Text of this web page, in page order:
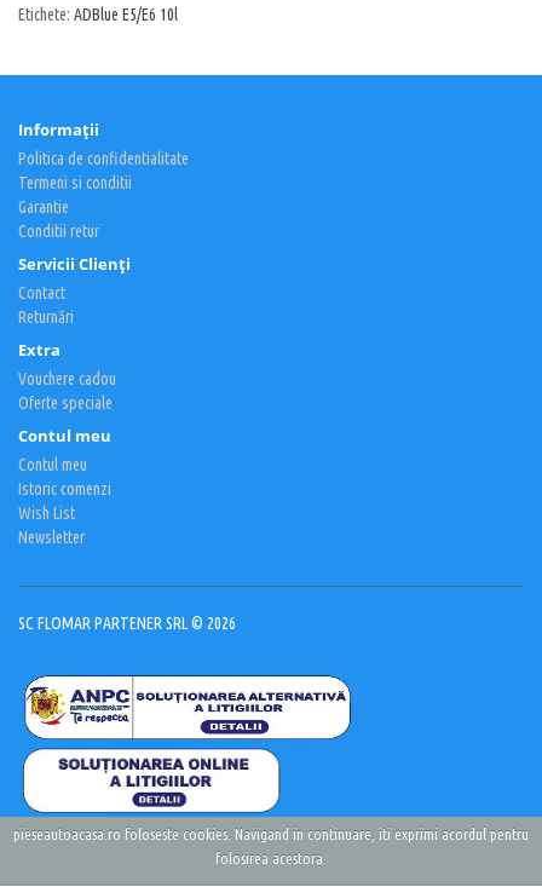
Etichete: ADBlue E5/E6 10l
Informaţii
Politica de confidentialitate
Termeni si conditii
Garantie
Conditii retur
Servicii Clienţi
Contact
Returnări
Extra
Vouchere cadou
Oferte speciale
Contul meu
Contul meu
Istoric comenzi
Wish List
Newsletter
SC FLOMAR PARTENER SRL © 2026
pieseautoacasa.ro foloseste cookies. Navigand in continuare, iti exprimi acordul pentru
folosirea acestora.